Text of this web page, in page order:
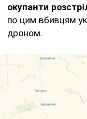
окупанти
по цим вбивцям
дроном.